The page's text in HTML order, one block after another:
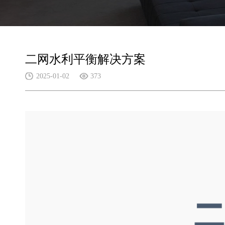
二网水利平衡解决方案
2025-01-02 373